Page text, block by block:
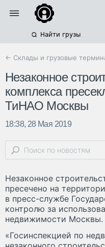
Найти грузы
← Склады и грузовые
Незаконное
комплекса
ТиНАО Москвы
18:38, 28 Мая 2019
Незаконное
пресечено на
в пресс-службе
контролю за
недвижимости Москвы.
«Госинспекцией по